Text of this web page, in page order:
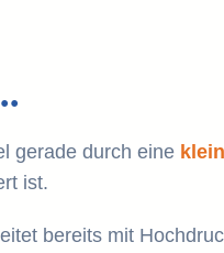
gerade durch eine
ist.
bereits mit